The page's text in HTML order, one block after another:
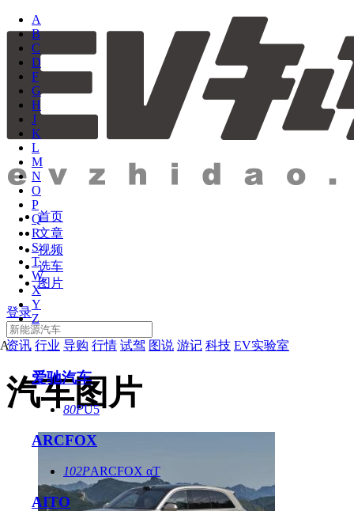
首页
文章
视频
选车
图片
登录
资讯 行业 导购 行情 试驾 图说 游记 科技 EV实验室
汽车图片
A
B
C
D
F
G
H
J
K
L
M
N
O
P
Q
R
S
T
W
X
Y
Z
A
爱驰汽车
80PU5
ARCFOX
102PARCFOX αT
AITO